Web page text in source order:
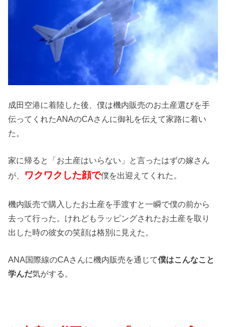
成田空港に着陸した後、僕は機内販売のお土産選びを手
伝ってくれたANAのCAさんに御礼を伝えて家路に着い
た。
家に帰ると「お土産はいらない」と言ったはずの嫁さん
が、 ワクワクした顔で僕を出迎えてくれた。
機内販売で購入したお土産を手渡すと一瞬で僕の前から
去って行った。けれどもラッピングされたお土産を取り
出した時の彼女の笑顔は格別に見えた。
ANA国際線のCAさんに機内販売を通じて僕はこんなこと
学んだ気がする。